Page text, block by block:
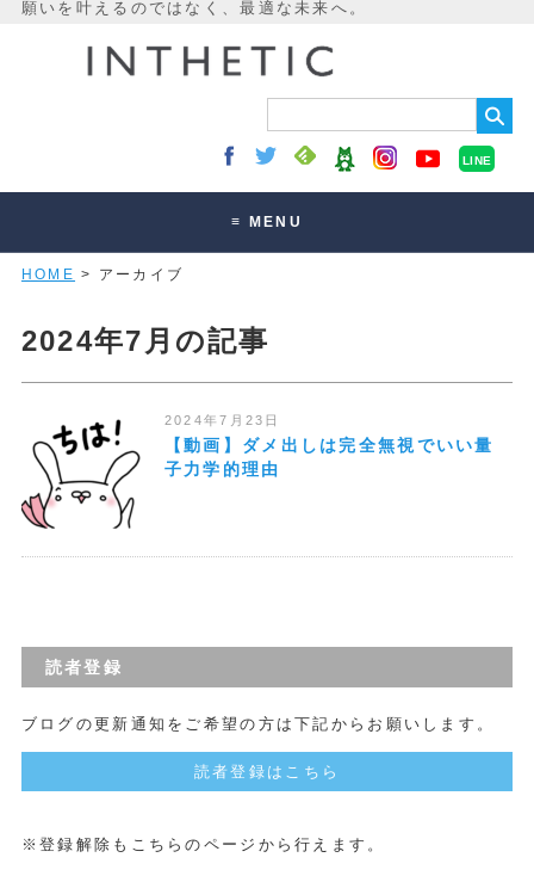
LINE
≡ MENU
講座・セッション
読みもの
オンラインサロン
HOME > アーカイブ
2024年7月の記事
2024年7月23日
【動画】ダメ出しは完全無視でいい量
子力学的理由
読者登録
ブログの更新通知をご希望の方は下記からお願いします。
読者登録はこちら
※登録解除もこちらのページから行えます。